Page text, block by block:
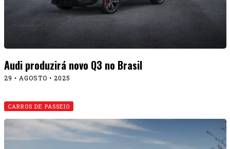
Mais um recorde da Ford, no Brasil